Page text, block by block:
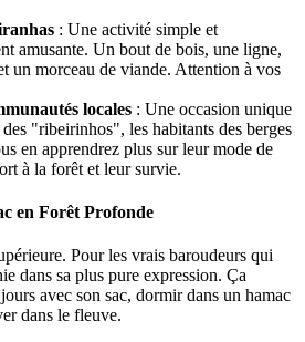
: Une activité simple et
amusante. Un bout de bois, une ligne,
un morceau de viande. Attention à vos
locales : Une occasion unique
"ribeirinhos", les habitants des berges
en apprendrez plus sur leur mode de
à la forêt et leur survie.
en Forêt Profonde
Pour les vrais baroudeurs qui
dans sa plus pure expression. Ça
avec son sac, dormir dans un hamac
dans le fleuve.